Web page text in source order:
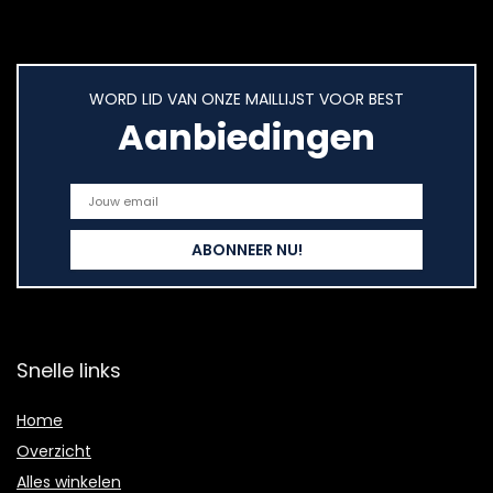
WORD LID VAN ONZE MAILLIJST VOOR BEST
Aanbiedingen
Snelle links
Home
Overzicht
Alles winkelen